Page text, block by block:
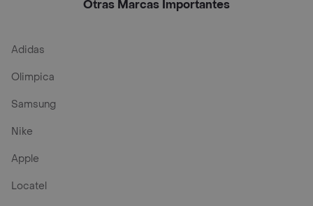
Otras Marcas Importantes
Adidas
Olimpica
Samsung
Nike
Apple
Locatel